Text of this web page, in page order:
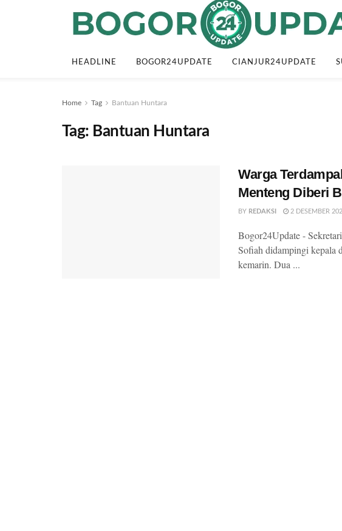
HEADLINE BOGOR24UPDATE CIANJUR24UPDATE
Home Tag Bantuan Huntara
Tag: Bantuan Huntara
Warga
Menteng Diberi
BY REDAKSI 2 DESEMBER
Bogor24Update -
Sofiah didampingi kepala
kemarin. Dua ...